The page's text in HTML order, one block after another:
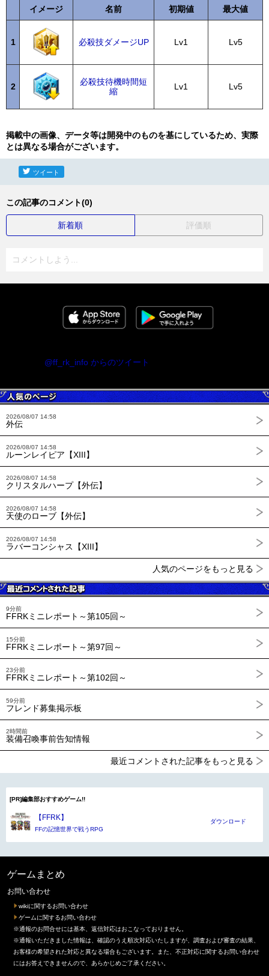
イメージ 名前 初期値 最大値
1 必殺技ダメージUP Lv1 Lv5
2
必殺技待機時間短
縮
Lv1 Lv5
掲載中の画像、データ等は開発中のものを基にしているため、実際
とは異なる場合がございます。
ツイート
この記事のコメント(0)
新着順 評価順
コメントしよう...
@ff_rk_info からのツイート
2026/08/07 14:58
外伝
2026/08/07 14:58
ルーンレイピア【XIII】
2026/08/07 14:58
クリスタルハープ【外伝】
2026/08/07 14:58
天使のローブ【外伝】
2026/08/07 14:58
ラバーコンシャス【XIII】
人気のページをもっと見る
9分前
FFRKミニレポート～第105回～
15分前
FFRKミニレポート～第97回～
23分前
FFRKミニレポート～第102回～
59分前
フレンド募集掲示板
2時間前
装備召喚事前告知情報
最近コメントされた記事をもっと見る
[PR]編集部おすすめゲーム!!
【FFRK】
FFの記憶世界で戦うRPG
ダウンロード
ゲームまとめ
お問い合わせ
wikiに関するお問い合わせ
ゲームに関するお問い合わせ
※通報のお問合せには基本、返信対応はおこなっておりません。
※通報いただきました情報は、確認のうえ順次対応いたしますが、調査および審査の結果、
お客様の希望された対応と異なる場合もございます。また、不正対応に関するお問い合わせ
にはお答えできませんので、あらかじめご了承ください。